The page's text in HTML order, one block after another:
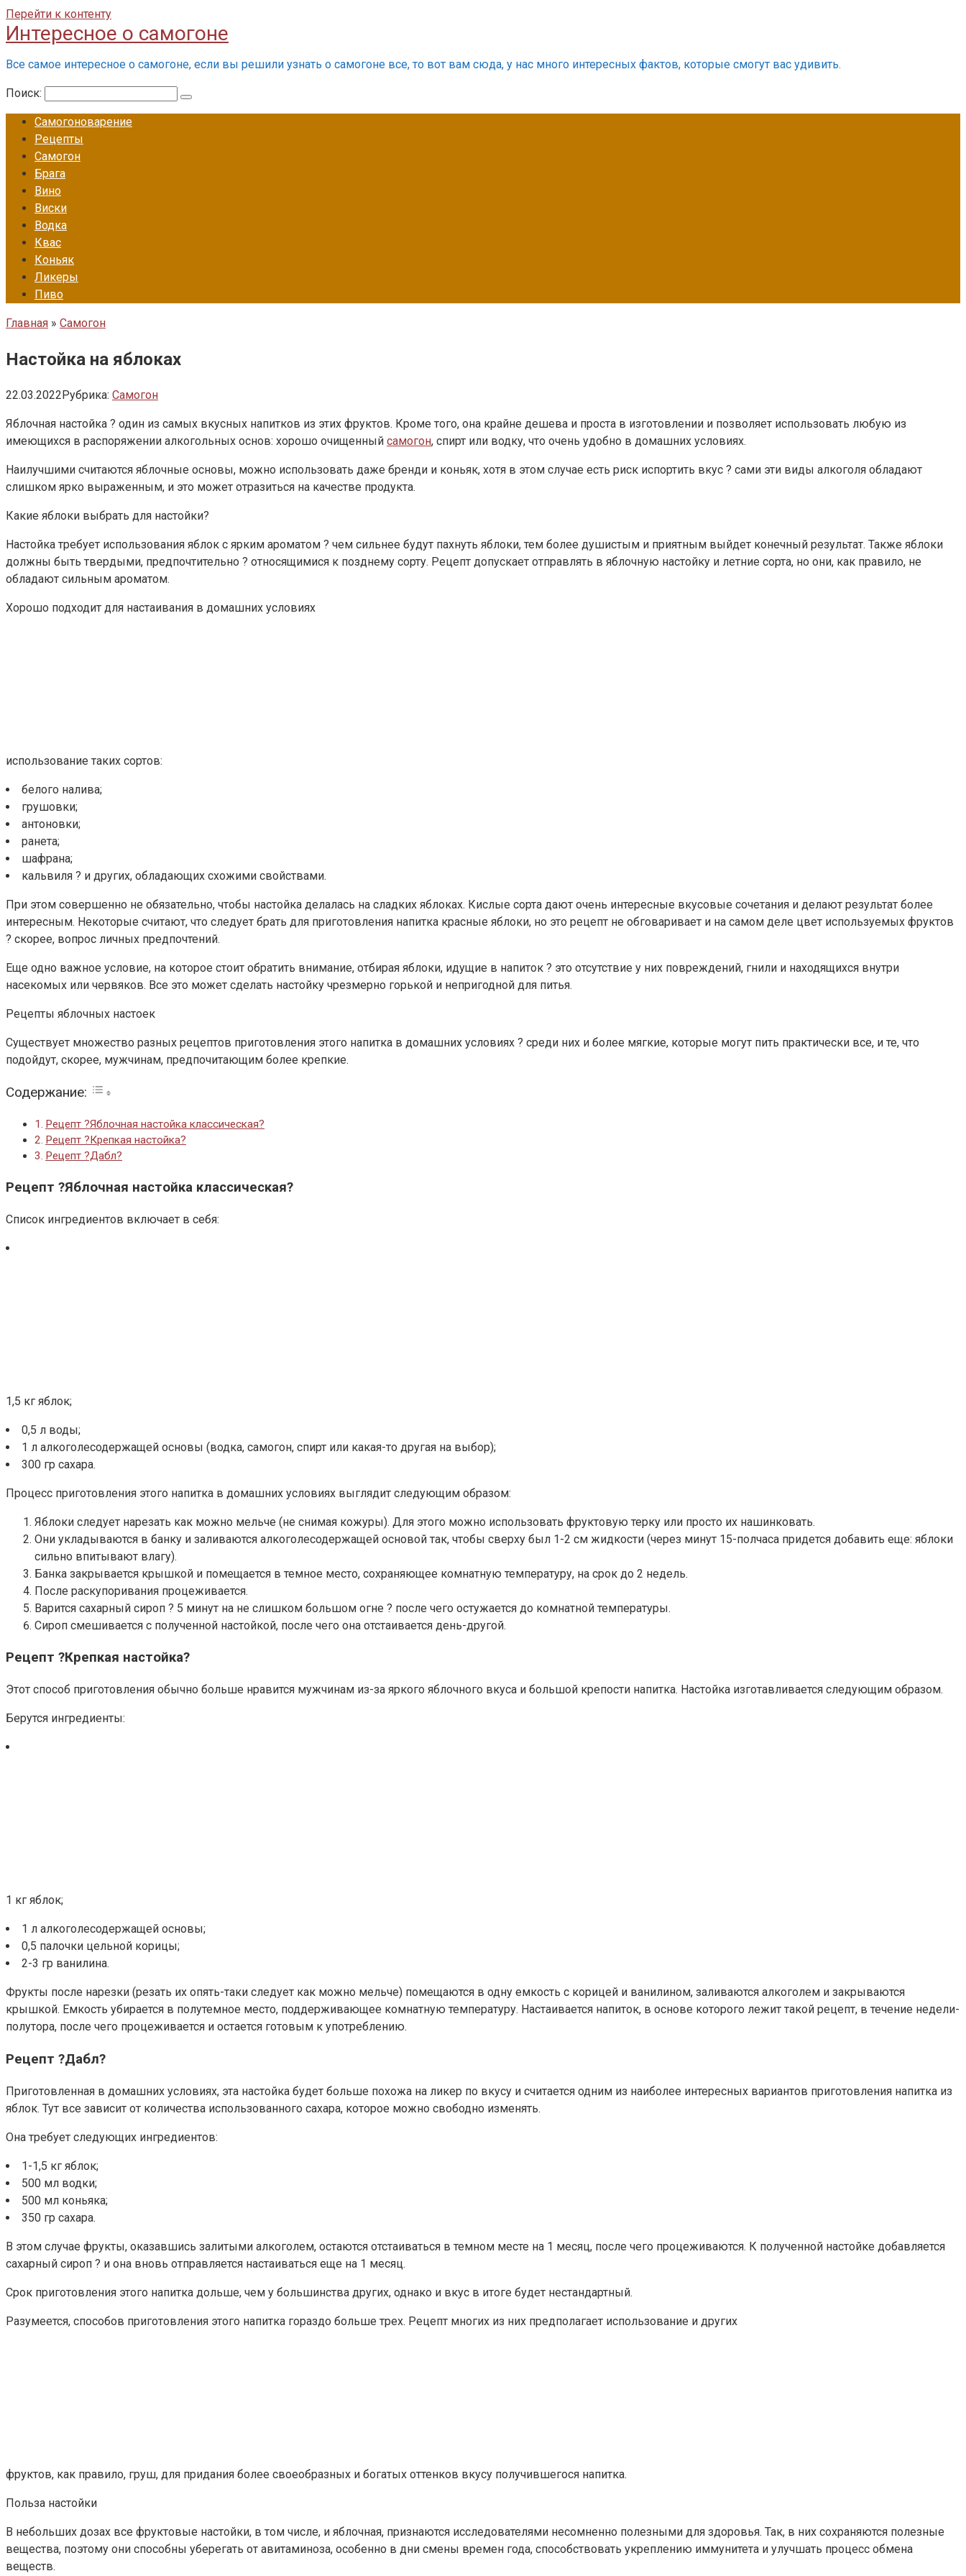
Перейти к контенту
Интересное о самогоне
Все самое интересное о самогоне, если вы решили узнать о самогоне все, то вот вам сюда, у нас много интересных фактов, которые смогут вас удивить.
Поиск:
Самогоноварение
Рецепты
Самогон
Брага
Вино
Виски
Водка
Квас
Коньяк
Ликеры
Пиво
Главная » Самогон
Настойка на яблоках
22.03.2022Рубрика: Самогон
Яблочная настойка ? один из самых вкусных напитков из этих фруктов. Кроме того, она крайне дешева и проста в изготовлении и позволяет использовать любую из
имеющихся в распоряжении алкогольных основ: хорошо очищенный самогон, спирт или водку, что очень удобно в домашних условиях.
Наилучшими считаются яблочные основы, можно использовать даже бренди и коньяк, хотя в этом случае есть риск испортить вкус ? сами эти виды алкоголя обладают
слишком ярко выраженным, и это может отразиться на качестве продукта.
Какие яблоки выбрать для настойки?
Настойка требует использования яблок с ярким ароматом ? чем сильнее будут пахнуть яблоки, тем более душистым и приятным выйдет конечный результат. Также яблоки
должны быть твердыми, предпочтительно ? относящимися к позднему сорту. Рецепт допускает отправлять в яблочную настойку и летние сорта, но они, как правило, не
обладают сильным ароматом.
Хорошо подходит для настаивания в домашних условиях
использование таких сортов:
белого налива;
грушовки;
антоновки;
ранета;
шафрана;
кальвиля ? и других, обладающих схожими свойствами.
При этом совершенно не обязательно, чтобы настойка делалась на сладких яблоках. Кислые сорта дают очень интересные вкусовые сочетания и делают результат более
интересным. Некоторые считают, что следует брать для приготовления напитка красные яблоки, но это рецепт не обговаривает и на самом деле цвет используемых фруктов
? скорее, вопрос личных предпочтений.
Еще одно важное условие, на которое стоит обратить внимание, отбирая яблоки, идущие в напиток ? это отсутствие у них повреждений, гнили и находящихся внутри
насекомых или червяков. Все это может сделать настойку чрезмерно горькой и непригодной для питья.
Рецепты яблочных настоек
Существует множество разных рецептов приготовления этого напитка в домашних условиях ? среди них и более мягкие, которые могут пить практически все, и те, что
подойдут, скорее, мужчинам, предпочитающим более крепкие.
Содержание:
Рецепт ?Яблочная настойка классическая?
Рецепт ?Крепкая настойка?
Рецепт ?Дабл?
Рецепт ?Яблочная настойка классическая?
Список ингредиентов включает в себя:
1,5 кг яблок;
0,5 л воды;
1 л алкоголесодержащей основы (водка, самогон, спирт или какая-то другая на выбор);
300 гр сахара.
Процесс приготовления этого напитка в домашних условиях выглядит следующим образом:
Яблоки следует нарезать как можно мельче (не снимая кожуры). Для этого можно использовать фруктовую терку или просто их нашинковать.
Они укладываются в банку и заливаются алкоголесодержащей основой так, чтобы сверху был 1-2 см жидкости (через минут 15-полчаса придется добавить еще: яблоки
сильно впитывают влагу).
Банка закрывается крышкой и помещается в темное место, сохраняющее комнатную температуру, на срок до 2 недель.
После раскупоривания процеживается.
Варится сахарный сироп ? 5 минут на не слишком большом огне ? после чего остужается до комнатной температуры.
Сироп смешивается с полученной настойкой, после чего она отстаивается день-другой.
Рецепт ?Крепкая настойка?
Этот способ приготовления обычно больше нравится мужчинам из-за яркого яблочного вкуса и большой крепости напитка. Настойка изготавливается следующим образом.
Берутся ингредиенты:
1 кг яблок;
1 л алкоголесодержащей основы;
0,5 палочки цельной корицы;
2-3 гр ванилина.
Фрукты после нарезки (резать их опять-таки следует как можно мельче) помещаются в одну емкость с корицей и ванилином, заливаются алкоголем и закрываются
крышкой. Емкость убирается в полутемное место, поддерживающее комнатную температуру. Настаивается напиток, в основе которого лежит такой рецепт, в течение недели-
полутора, после чего процеживается и остается готовым к употреблению.
Рецепт ?Дабл?
Приготовленная в домашних условиях, эта настойка будет больше похожа на ликер по вкусу и считается одним из наиболее интересных вариантов приготовления напитка из
яблок. Тут все зависит от количества использованного сахара, которое можно свободно изменять.
Она требует следующих ингредиентов:
1-1,5 кг яблок;
500 мл водки;
500 мл коньяка;
350 гр сахара.
В этом случае фрукты, оказавшись залитыми алкоголем, остаются отстаиваться в темном месте на 1 месяц, после чего процеживаются. К полученной настойке добавляется
сахарный сироп ? и она вновь отправляется настаиваться еще на 1 месяц.
Срок приготовления этого напитка дольше, чем у большинства других, однако и вкус в итоге будет нестандартный.
Разумеется, способов приготовления этого напитка гораздо больше трех. Рецепт многих из них предполагает использование и других
фруктов, как правило, груш, для придания более своеобразных и богатых оттенков вкусу получившегося напитка.
Польза настойки
В небольших дозах все фруктовые настойки, в том числе, и яблочная, признаются исследователями несомненно полезными для здоровья. Так, в них сохраняются полезные
вещества, поэтому они способны уберегать от авитаминоза, особенно в дни смены времен года, способствовать укреплению иммунитета и улучшать процесс обмена
веществ.